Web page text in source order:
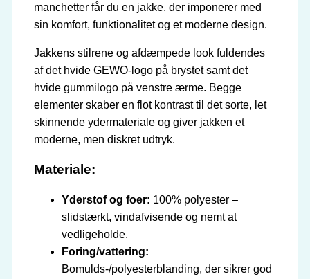
manchetter får du en jakke, der imponerer med
sin komfort, funktionalitet og et moderne design.
Jakkens stilrene og afdæmpede look fuldendes
af det hvide GEWO-logo på brystet samt det
hvide gummilogo på venstre ærme. Begge
elementer skaber en flot kontrast til det sorte, let
skinnende ydermateriale og giver jakken et
moderne, men diskret udtryk.
Materiale:
Yderstof og foer: 100% polyester –
slidstærkt, vindafvisende og nemt at
vedligeholde.
Foring/vattering:
Bomulds-/polyesterblanding, der sikrer god